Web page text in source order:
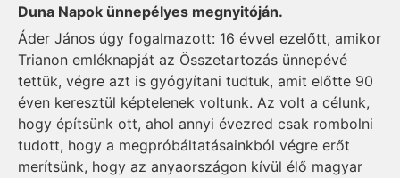
Duna Napok ünnepélyes megnyitóján.
Áder János úgy fogalmazott: 16 évvel ezelőtt, amikor
Trianon emléknapját az Összetartozás ünnepévé
tettük, végre azt is gyógyítani tudtuk, amit előtte 90
éven keresztül képtelenek voltunk. Az volt a célunk,
hogy építsünk ott, ahol annyi évezred csak rombolni
tudott, hogy a megpróbáltatásainkból végre erőt
merítsünk, hogy az anyaországon kívül élő magyar